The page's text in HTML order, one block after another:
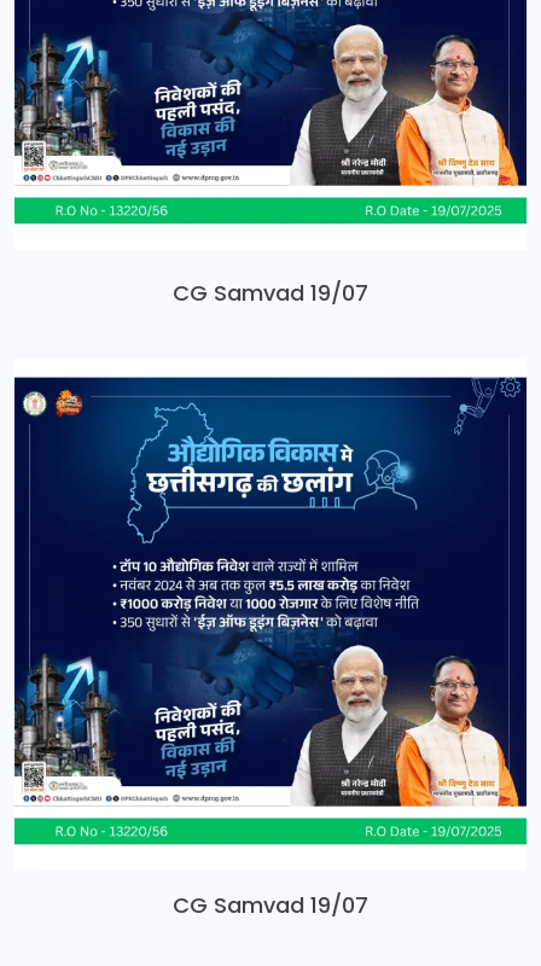
CG Samvad 19/07
CG Samvad 19/07